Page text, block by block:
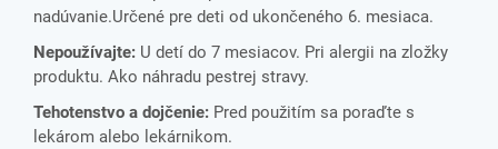
nadúvanie.Určené pre deti od ukončeného 6. mesiaca.
Nepoužívajte: U detí do 7 mesiacov. Pri alergii na zložky
produktu. Ako náhradu pestrej stravy.
Tehotenstvo a dojčenie: Pred použitím sa poraďte s
lekárom alebo lekárnikom.